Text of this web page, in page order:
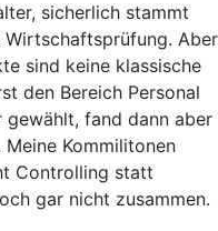
sicherlich stammt
Aber
sind keine klassische
den Bereich Personal
gewählt, fand dann aber
Kommilitonen
Controlling statt
gar nicht zusammen.